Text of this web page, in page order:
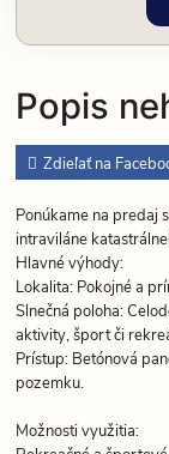
Popis
Zdieľať na
Ponúkame na predaj
intraviláne
Hlavné výhody:
Lokalita: Pokojné a
Slnečná poloha:
aktivity, šport či
Prístup: Betónová
pozemku.
Možnosti využitia: